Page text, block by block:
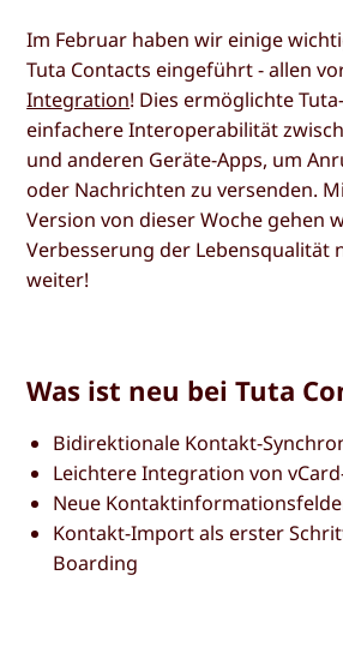
Im Februar haben wir einige
Tuta Contacts eingeführt - allen
Integration! Dies ermöglichte
einfachere Interoperabilität
und anderen Geräte-Apps, um
oder Nachrichten zu versenden.
Version von dieser Woche gehen
Verbesserung der Lebensqualität
weiter!
Was ist neu bei Tuta
Bidirektionale Kontakt-
Leichtere Integration von
Neue
Kontakt-Import als erster
Boarding